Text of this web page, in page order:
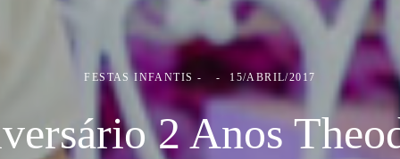
FESTAS INFANTIS 15/ABRIL/2017
2 Anos